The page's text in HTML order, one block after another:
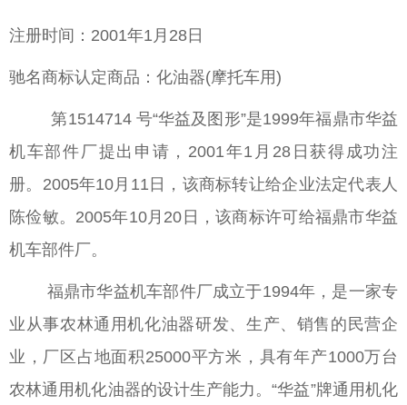
注册时间：2001年1月28日
驰名商标认定商品：化油器(摩托车用)
第1514714 号“华益及图形”是1999年福鼎市华益
机车部件厂提出申请，2001年1月28日获得成功注
册。2005年10月11日，该商标转让给企业法定代表人
陈俭敏。2005年10月20日，该商标许可给福鼎市华益
机车部件厂。
福鼎市华益机车部件厂成立于1994年，是一家专
业从事农林通用机化油器研发、生产、销售的民营企
业，厂区占地面积25000平方米，具有年产1000万台
农林通用机化油器的设计生产能力。“华益”牌通用机化